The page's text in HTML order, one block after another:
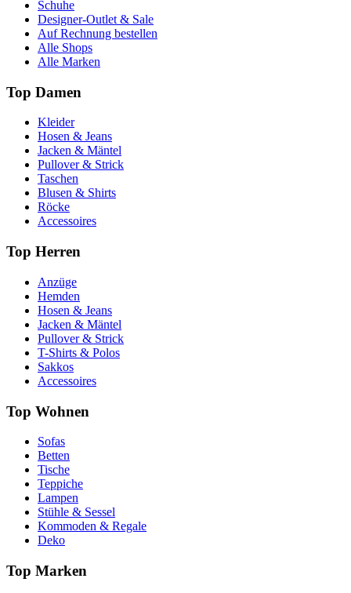
Schuhe
Designer-Outlet & Sale
Auf Rechnung bestellen
Alle Shops
Alle Marken
Top Damen
Kleider
Hosen & Jeans
Jacken & Mäntel
Pullover & Strick
Taschen
Blusen & Shirts
Röcke
Accessoires
Top Herren
Anzüge
Hemden
Hosen & Jeans
Jacken & Mäntel
Pullover & Strick
T-Shirts & Polos
Sakkos
Accessoires
Top Wohnen
Sofas
Betten
Tische
Teppiche
Lampen
Stühle & Sessel
Kommoden & Regale
Deko
Top Marken